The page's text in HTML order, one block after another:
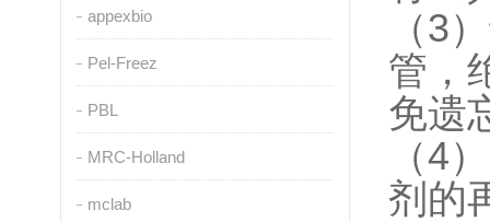
appexbio
Pel-Freez
PBL
MRC-Holland
mclab
（3
管，
免遗
（4
剂的